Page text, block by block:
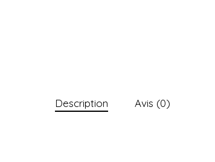
Description Avis (0)